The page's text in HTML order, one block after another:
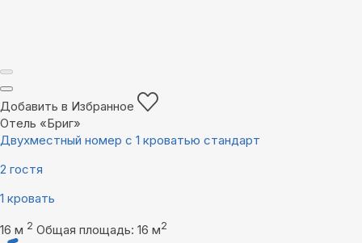
Добавить в Избранное
Отель «Бриг»
Двухместный номер с 1 кроватью стандарт
2 гостя
1 кровать
16 м 2 Общая площадь: 16 м2